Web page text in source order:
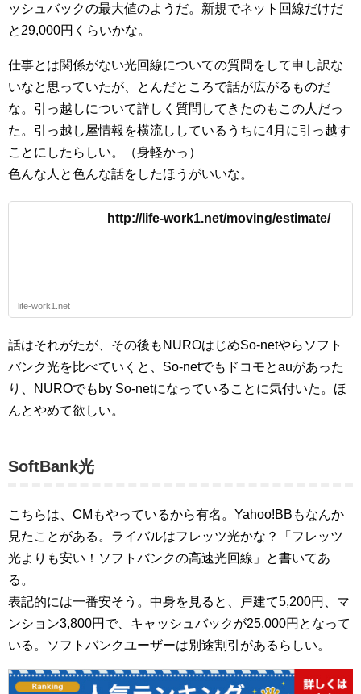
ッシュバックの最大値のようだ。新規でネット回線だけだ
と29,000円くらいかな。
仕事とは関係がない光回線についての質問をして申し訳な
いなと思っていたが、とんだところで話が広がるものだ
な。引っ越しについて詳しく質問してきたのもこの人だっ
た。引っ越し屋情報を横流ししているうちに4月に引っ越す
ことにしたらしい。（身軽かっ）
色んな人と色んな話をしたほうがいいな。
http://life-work1.net/moving/estimate/
life-work1.net
話はそれがたが、その後もNUROはじめSo-netやらソフト
バンク光を比べていくと、So-netでもドコモとauがあった
り、NUROでもby So-netになっていることに気付いた。ほ
んとやめて欲しい。
SoftBank光
こちらは、CMもやっているから有名。Yahoo!BBもなんか
見たことがある。ライバルはフレッツ光かな？「フレッツ
光よりも安い！ソフトバンクの高速光回線」と書いてあ
る。
表記的には一番安そう。中身を見ると、戸建て5,200円、マ
ンション3,800円で、キャッシュバックが25,000円となって
いる。ソフトバンクユーザーは別途割引があるらしい。